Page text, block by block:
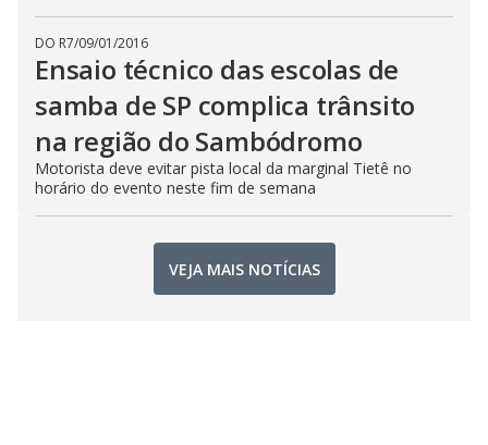
DO R7/09/01/2016
Ensaio técnico das escolas de
samba de SP complica trânsito
na região do Sambódromo
Motorista deve evitar pista local da marginal Tietê no
horário do evento neste fim de semana
VEJA MAIS NOTÍCIAS